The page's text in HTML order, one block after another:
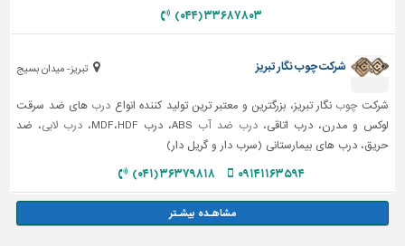
۳۳۶۸۷۸۰۳ (۰۴۴)
تبریز- میدان بسیج شرکت چوب نگار تبریز
شرکتچوب نگار تبریز، بزرگترین و معتبر ترین تولید کننده انواع درب های ضد سرقت
لوکس و مدرن، درب اتاقی،درب ضد آب درب لابی، ضد
حریق، درب های بیمارستانی (سرب دار و گریل دار)
۰۹۱۴۱۱۶۳۵۹۴ ۳۶۳۷۹۸۱۸ (۰۴۱)